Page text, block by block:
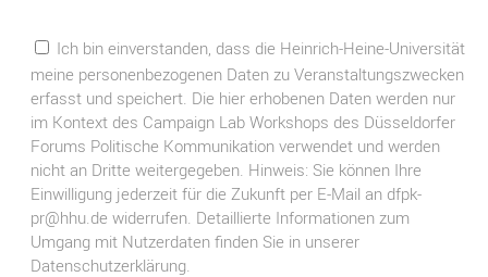
Ich bin einverstanden, dass die Heinrich-Heine-Universität
meine personenbezogenen Daten zu Veranstaltungszwecken
erfasst und speichert. Die hier erhobenen Daten werden nur
im Kontext des Campaign Lab Workshops des Düsseldorfer
Forums Politische Kommunikation verwendet und werden
nicht an Dritte weitergegeben. Hinweis: Sie können Ihre
Einwilligung jederzeit für die Zukunft per E-Mail an dfpk-
pr@hhu.de widerrufen. Detaillierte Informationen zum
Umgang mit Nutzerdaten finden Sie in unserer
Datenschutzerklärung.